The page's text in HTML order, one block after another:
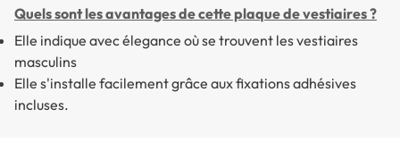
Quels sont les avantages de cette plaque de vestiaires ?
Elle indique avec élegance où se trouvent les vestiaires
masculins
Elle s'installe facilement grâce aux fixations adhésives
incluses.